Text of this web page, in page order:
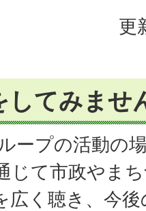
更
してみませ
ープの活動の
じて市政やま
広く聴き、今